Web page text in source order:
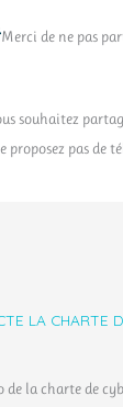
Merci de ne pas
souhaitez
proposez pas de
LA CHARTE